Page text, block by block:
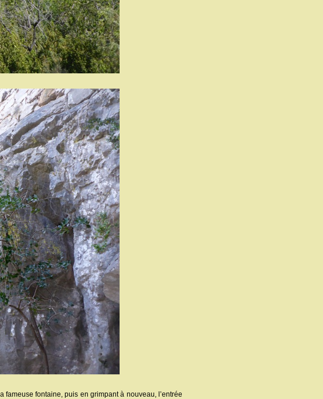
fontaine, puis en grimpant à nouveau, l’entrée